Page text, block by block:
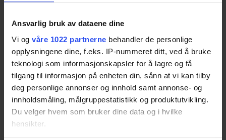
Ansvarlig bruk av dataene dine
Vi og våre 1022 partnerne behandler de personlige
opplysningene dine, f.eks. IP-nummeret ditt, ved å bruke
teknologi som informasjonskapsler for å lagre og få
tilgang til informasjon på enheten din, sånn at vi kan tilby
deg personlige annonser og innhold samt annonse- og
innholdsmåling, målgruppestatistikk og produktutvikling.
Du velger hvem som bruker dine data og i hvilke
hensikter.
Clinique Anti-Perspirant Deodorant Roll-On
Resultatet er basert på2tester.Pris fra139,-
Pris fra
139,-